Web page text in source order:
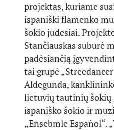
projektas, kuriame
ispaniški flamenko
šokio judesiai.
Stančiauskas subūrė
padėsiančią
tai grupė
Aldegunda,
lietuvių tautinių šokių
ispaniško šokio ir
„Ensebmle Español“.